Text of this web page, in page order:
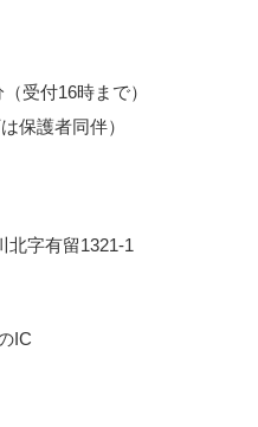
受付16時まで）
保護者同伴）
北字有留1321-1
IC